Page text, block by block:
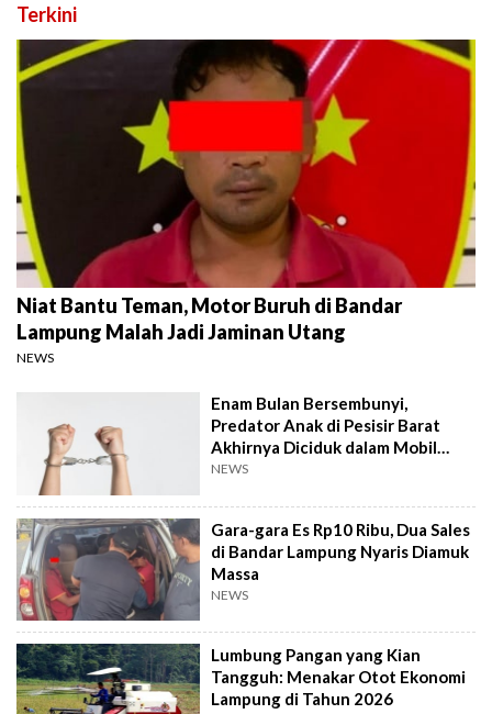
Terkini
Niat Bantu Teman, Motor Buruh di Bandar
Lampung Malah Jadi Jaminan Utang
NEWS
Enam Bulan Bersembunyi,
Predator Anak di Pesisir Barat
Akhirnya Diciduk dalam Mobil
Travel
NEWS
Gara-gara Es Rp10 Ribu, Dua Sales
di Bandar Lampung Nyaris Diamuk
Massa
NEWS
Lumbung Pangan yang Kian
Tangguh: Menakar Otot Ekonomi
Lampung di Tahun 2026